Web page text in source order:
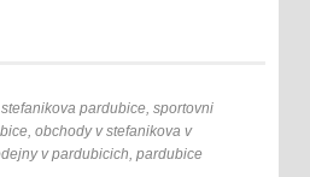
pardubice, sportovni
obchody v stefanikova v
v pardubicich, pardubice